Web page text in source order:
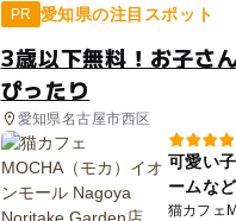
PR 愛知県の注目スポット
3歳以下無料！お子さ
ぴったり
愛知県名古屋市西区
可愛い
ームな
猫カフェ